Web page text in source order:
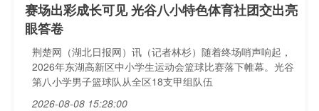
赛场出彩成长可见 光谷八小特色体育社团交出亮
眼答卷
荆楚网（湖北日报网）讯（记者林杉）随着终场哨声响起，
2026年东湖高新区中小学生运动会篮球比赛落下帷幕。光谷
第八小学男子篮球队从全区18支甲组队伍
2026-08-08 15:28:00